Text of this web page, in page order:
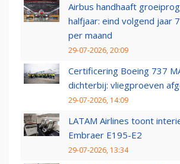
Airbus handhaaft
halfjaar: eind volgend jaar
per maand
29-07-2026, 20:09
Certificering Boeing 737
dichterbij: vliegproeven
29-07-2026, 14:09
LATAM Airlines toont
Embraer E195-E2
29-07-2026, 13:34